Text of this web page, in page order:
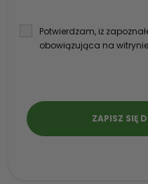
Potwierdzam, iż
obowiązująca na